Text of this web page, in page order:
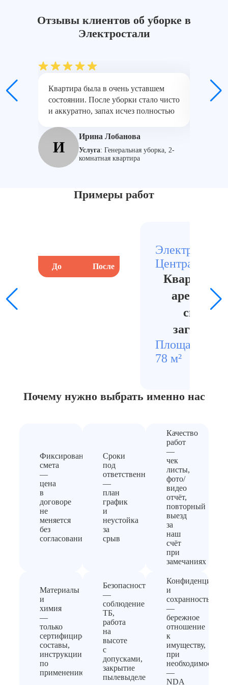
Отзывы клиентов об уборке в
Электростали
Квартира была в очень уставшем
состоянии. После уборки стало чисто
и аккуратно, запах исчез полностью
И
Ирина Лобанова
Услуга: Генеральная уборка, 2-
комнатная квартира
Примеры работ
До После
Центральный
Квартира
Площадь
78 м²
Почему нужно выбрать именно нас
Фиксированная
смета
—
цена
в
договоре
не
меняется
без
согласования
Сроки
под
ответственность
—
план
график
и
неустойка
за
срыв
Качество
работ
—
чек
листы,
фото/
видео
отчёт,
повторный
выезд
за
наш
счёт
при
замечаниях
Материалы
и
химия
—
только
сертифицированные
составы,
инструкции
по
применению
Безопасность
—
соблюдение
ТБ,
работа
на
высоте
с
допусками,
закрытие
пылевыделения
и
сохранность
—
бережное
отношение
к
имуществу,
при
необходимости
—
NDA